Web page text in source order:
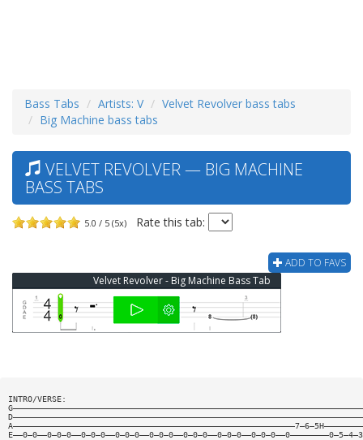
Bass Tabs Artists: V
Velvet Revolver bass tabs
Big Machine bass tabs
VELVET REVOLVER — BIG MACHINE
BASS TABS
5.0 / 5 (5x) Rate this tab:
ADD TO FAVS
Velvet Revolver - Big Machine Bass Tab
INTRO/VERSE: